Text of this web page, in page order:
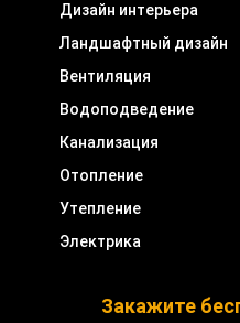
Дизайн интерьера
Ландшафтный дизайн
Вентиляция
Водоподведение
Канализация
Отопление
Утепление
Электрика
Закажите